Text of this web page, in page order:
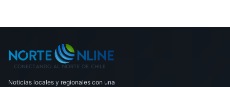
Noticias locales y regionales con una